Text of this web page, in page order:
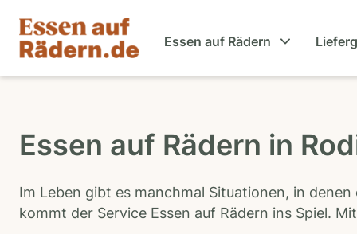
Essen auf Rädern
Essen auf Rädern in
Im Leben gibt es manchmal Situationen, in
kommt der Service Essen auf Rädern ins Spiel.